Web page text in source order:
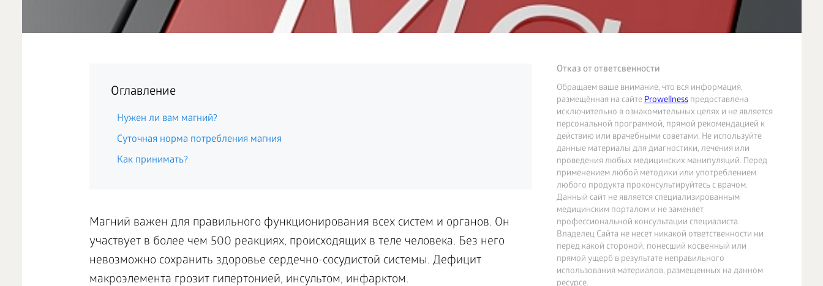
Отказ от ответсвенности
Обращаем ваше внимание, что вся информация,
размещённая на сайтеProwellnessпредоставлена
исключительно в ознакомительных целях и не является
персональной программой, прямой рекомендацией к
действию или врачебными советами. Не используйте
данные материалы для диагностики, лечения или
проведения любых медицинских манипуляций. Перед
применением любой методики или употреблением
любого продукта проконсультируйтесь с врачом.
Данный сайт не является специализированным
медицинским порталом и не заменяет
профессиональной консультации специалиста.
Владелец Сайта не несет никакой ответственности ни
перед какой стороной, понесший косвенный или
прямой ущерб в результате неправильного
использования материалов, размещенных на данном
ресурсе.
Оглавление
Нужен ли вам магний?
Суточная норма потребления магния
Как принимать?
Магний важен для правильного функционирования всех систем и органов. Он
участвует в более чем 500 реакциях, происходящих в теле человека. Без него
невозможно сохранить здоровье сердечно-сосудистой системы. Дефицит
макроэлемента грозит гипертонией, инсультом, инфарктом.